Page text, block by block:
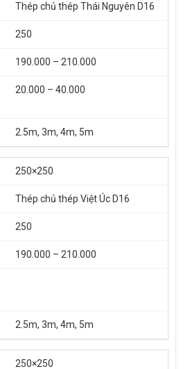
Thép chủ thép Thái Nguyên D16
250
190.000 – 210.000
20.000 – 40.000
2.5m, 3m, 4m, 5m
250×250
Thép chủ thép Việt Úc D16
250
190.000 – 210.000
2.5m, 3m, 4m, 5m
250×250